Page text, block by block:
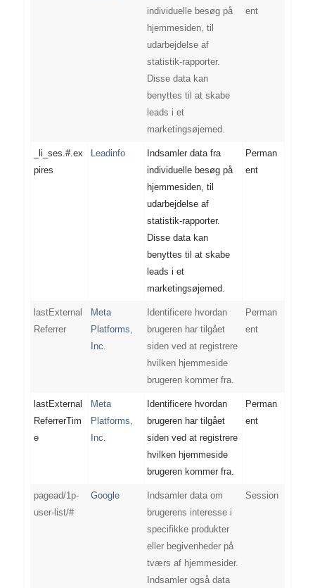
individuelle besøg på
hjemmesiden, til
udarbejdelse af
statistik-rapporter.
Disse data kan
benyttes til at skabe
leads i et
marketingsøjemed.
ent
_li_ses.#.ex
pires
Leadinfo
Indsamler data fra
individuelle besøg på
hjemmesiden, til
udarbejdelse af
statistik-rapporter.
Disse data kan
benyttes til at skabe
leads i et
marketingsøjemed.
Perman
ent
lastExternal
Referrer
Meta
Platforms,
Inc.
Identificere hvordan
brugeren har tilgået
siden ved at registrere
hvilken hjemmeside
brugeren kommer fra.
Perman
ent
lastExternal
ReferrerTim
e
Meta
Platforms,
Inc.
Identificere hvordan
brugeren har tilgået
siden ved at registrere
hvilken hjemmeside
brugeren kommer fra.
Perman
ent
pagead/1p-
user-list/#
Google
Indsamler data om
brugerens interesse i
specifikke produkter
eller begivenheder på
tværs af hjemmesider.
Indsamler også data
Session